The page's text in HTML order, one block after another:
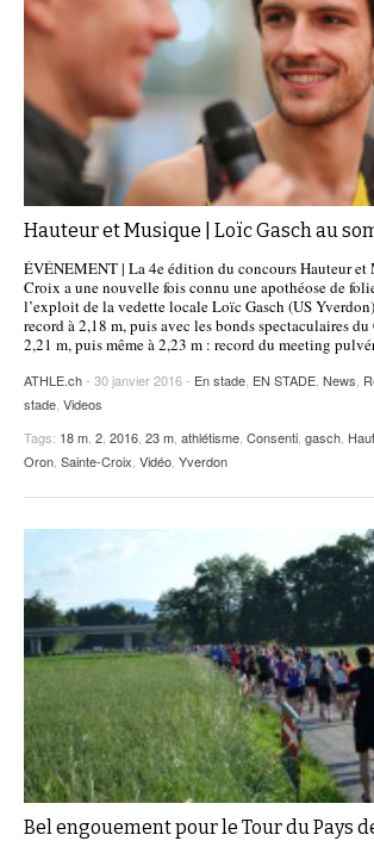
Hauteur et Musique | Loïc Gasch au
ÉVÉNEMENT | La 4e édition du concours Hauteur et
Croix a une nouvelle fois connu une apothéose de
l’exploit de la vedette locale Loïc Gasch (US
record à 2,18 m, puis avec les bonds spectaculaires
2,21 m, puis même à 2,23 m : record du meeting
ATHLE.ch- 30 janvier 2016 - En stade EN STADE News
stade Videos
Tags: 18 m 2 2016 23 m athlétisme Consenti gasch
Oron Sainte-Croix Vidéo Yverdon
Bel engouement pour le Tour du Pays